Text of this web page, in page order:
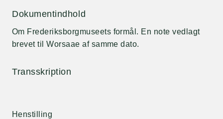
Dokumentindhold
Om Frederiksborgmuseets formål. En note vedlagt
brevet til Worsaae af samme dato.
Transskription
Henstilling